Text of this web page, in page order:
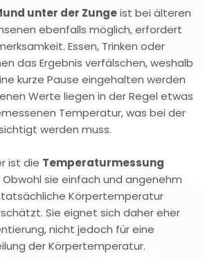
unter der Zungeist bei älteren
ebenfalls möglich, erfordert
Essen, Trinken oder
das Ergebnis verfälschen, weshalb
kurze Pause eingehalten werden
Werte liegen in der Regel etwas
Temperatur, was bei der
werden muss.
ist die Temperaturmessung
Obwohl sie einfach und angenehm
Körpertemperatur
Sie eignet sich daher eher
nicht jedoch für eine
der Körpertemperatur.